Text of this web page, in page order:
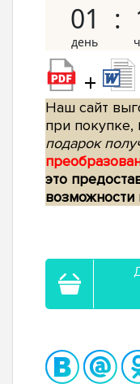
01
+
Наш сайт
при покупке,
подарок
это
возможности